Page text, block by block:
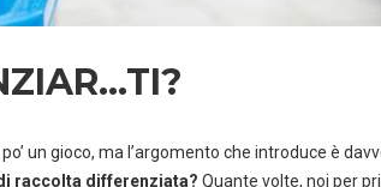
un gioco, ma l’argomento che introduce è
raccolta differenziata? Quante volte, noi per